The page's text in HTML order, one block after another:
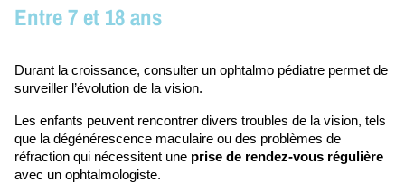
Entre 7 et 18 ans
Durant la croissance, consulter un ophtalmo pédiatre permet de
surveiller l’évolution de la vision.
Les enfants peuvent rencontrer divers troubles de la vision, tels
que la dégénérescence maculaire ou des problèmes de
réfraction qui nécessitent une prise de rendez-vous régulière
avec un ophtalmologiste.